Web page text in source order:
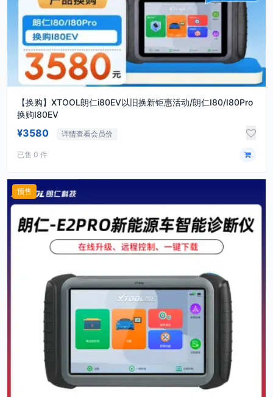
【换购】XTOOL朗仁i80EV以旧换新钜惠活动/朗仁I80/I80Pro
换购I80EV
¥3580 详情查看会员价
已售 0 件
预售